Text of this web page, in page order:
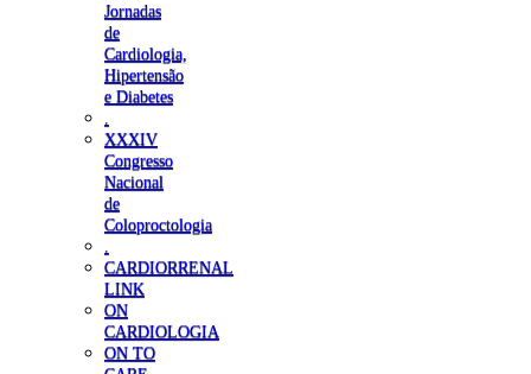
Jornadas
de
Cardiologia,
Hipertensão
e Diabetes
XXXIV
Congresso
Nacional
de
Coloproctologia
CARDIORRENAL
LINK
ON
CARDIOLOGIA
ON TO